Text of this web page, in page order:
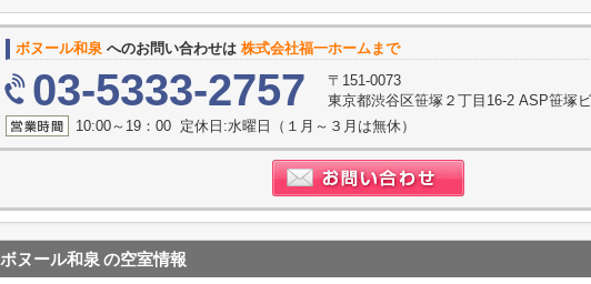
ボヌール和泉 へのお問い合わせは 株式会社福一ホームまで
03-5333-2757
〒151-0073
東京都渋谷区笹塚２丁目16-2 ASP笹塚
10:00～19：00 定休日:水曜日（１月～３月は無休）
ボヌール和泉 の空室情報